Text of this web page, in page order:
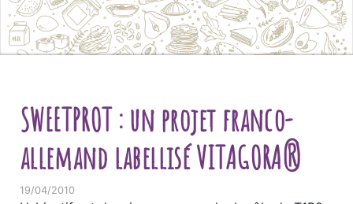
SWEETPROT : un projet franco-
allemand labellisé VITAGORA®
19/04/2010